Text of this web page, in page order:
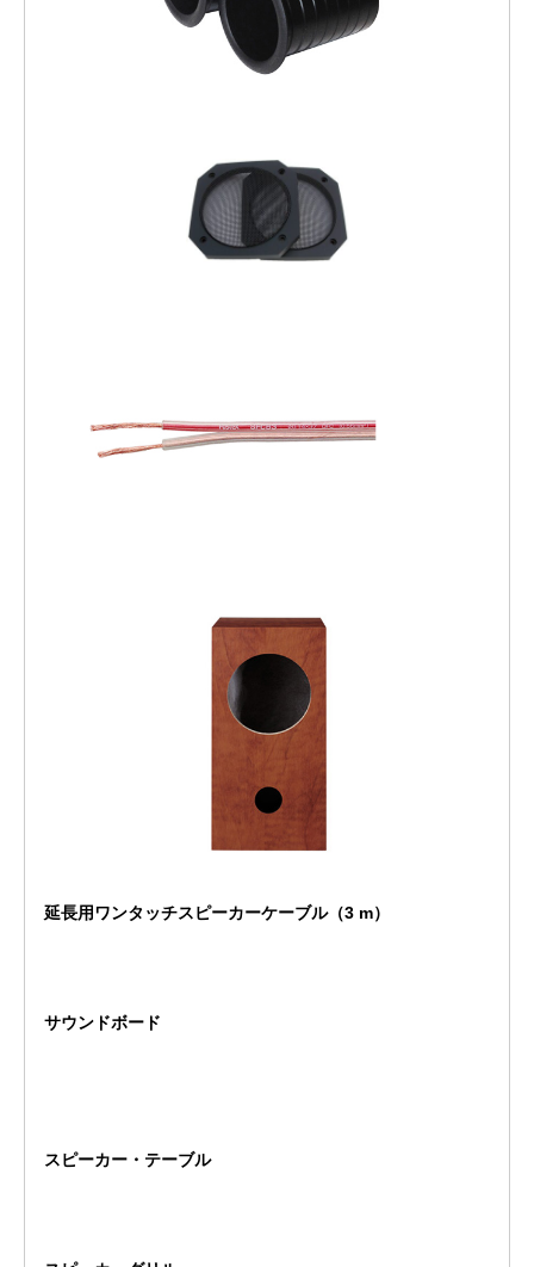
延長用ワンタッチスピーカーケーブル（3 m）
サウンドボード
スピーカー・テーブル